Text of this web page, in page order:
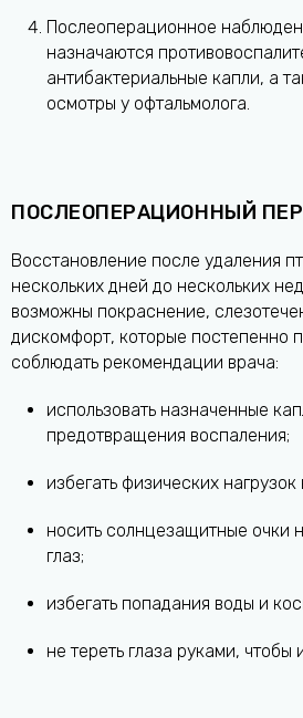
Послеоперационное
назначаются
антибактериальные капли, а
осмотры у офтальмолога.
ПОСЛЕОПЕРАЦИОННЫЙ
Восстановление после удаления
нескольких дней до нескольких
возможны покраснение,
дискомфорт, которые постепенно
соблюдать рекомендации врача:
использовать назначенные
предотвращения воспаления;
избегать физических
носить солнцезащитные очки
глаз;
избегать попадания воды и
не тереть глаза руками,